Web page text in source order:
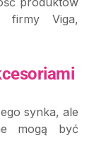
firmy Viga,
synka, ale
mogą być